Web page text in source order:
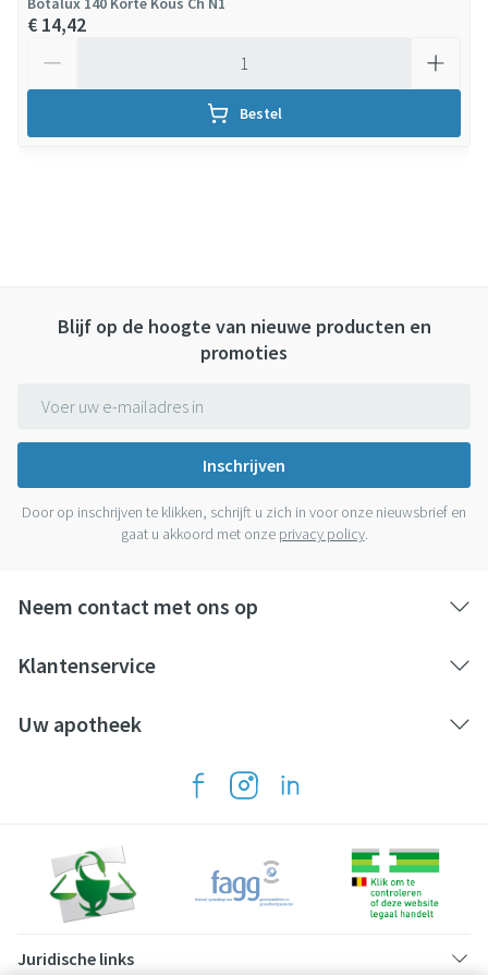
€ 14,42
Bestel
Blijf op de hoogte van nieuwe producten en
promoties
Inschrijven
Door op inschrijven te klikken, schrijft u zich in voor onze nieuwsbrief en
gaat u akkoord met onze privacy policy.
Neem contact met ons op
Klantenservice
Uw apotheek
Juridische links